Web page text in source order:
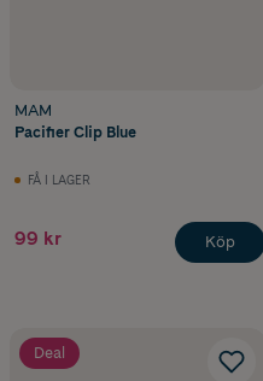
MAM
Pacifier Clip Blue
FÅ I LAGER
99 kr Köp
Deal